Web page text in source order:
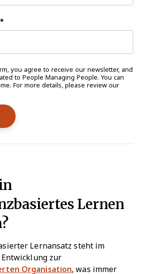
*
you agree to receive our newsletter, and
to People Managing People. You can
For more details, please review our
Lernen
Lernansatz steht im
zur
Organisation, was immer